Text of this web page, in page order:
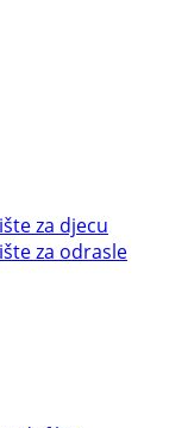
za djecu
za odrasle